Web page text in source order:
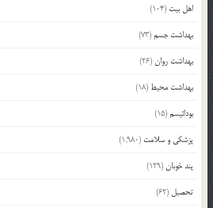
اهل بیت (104)
بهداشت جسم(73)
بهداشت روان(26)
بهداشت محیط (18)
بودائیسم(15)
پزشکی و سلامت (1,980)
پند خوبان(129)
تحصیل (62)